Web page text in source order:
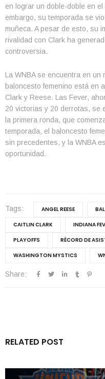
en lograr un doble-doble en
embargo, su temporada se
muñeca. A pesar de esto, su
rivalidad con Clark ha
controversia.
La WNBA se encuentra en un
baloncesto femenino está en
Clark y Reese. Las Fever,
20 victorias y 20 derrotas, se
la primera ronda, que
temporada, el baloncesto
sin precedentes, y la WNBA
oportunidad.
Tags: ANGEL REESE
CAITLIN CLARK
INDIANA
PLAYOFFS
RÉCORD DE
WASHINGTON MYSTICS
Share:
RELATED POST